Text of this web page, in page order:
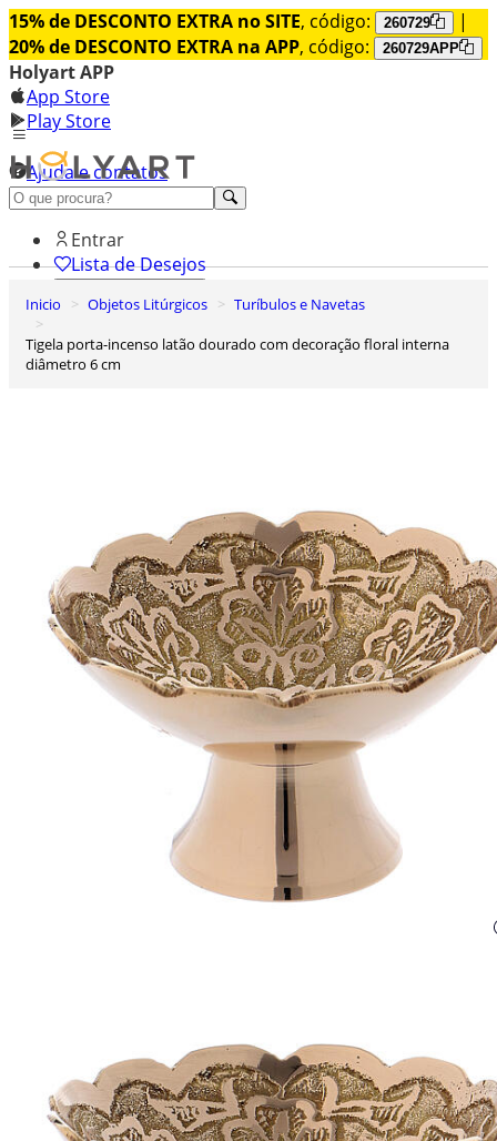
15% de DESCONTO EXTRA no SITE, código: 260729
|
20% de DESCONTO EXTRA na APP, código: 260729APP
Holyart APP
App Store
Play Store
Ajuda e contatos
Conheça premium
Entrar
Lista de Desejos
0
Inicio Objetos Litúrgicos
Turíbulos e Navetas
Tigela porta-incenso latão dourado com decoração floral interna
diâmetro 6 cm